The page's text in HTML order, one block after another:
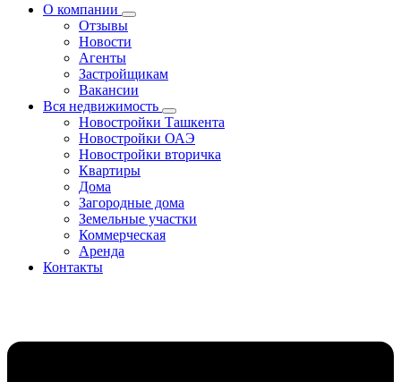
О компании
Отзывы
Новости
Агенты
Застройщикам
Вакансии
Вся недвижимость
Новостройки Ташкента
Новостройки ОАЭ
Новостройки вторичка
Квартиры
Дома
Загородные дома
Земельные участки
Коммерческая
Аренда
Контакты